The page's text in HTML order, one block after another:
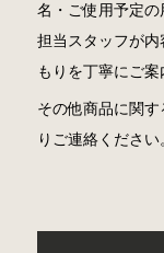
名・ご使用予定の
担当スタッフが
もりを丁寧にご案
その他商品に関
りご連絡ください